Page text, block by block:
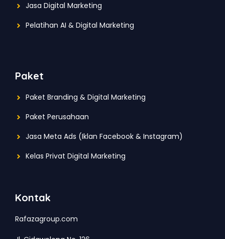
Jasa Digital Marketing
Pelatihan AI & Digital Marketing
Paket
Paket Branding & Digital Marketing
Paket Perusahaan
Jasa Meta Ads (Iklan Facebook & Instagram)
Kelas Privat Digital Marketing
Kontak
Rafazagroup.com